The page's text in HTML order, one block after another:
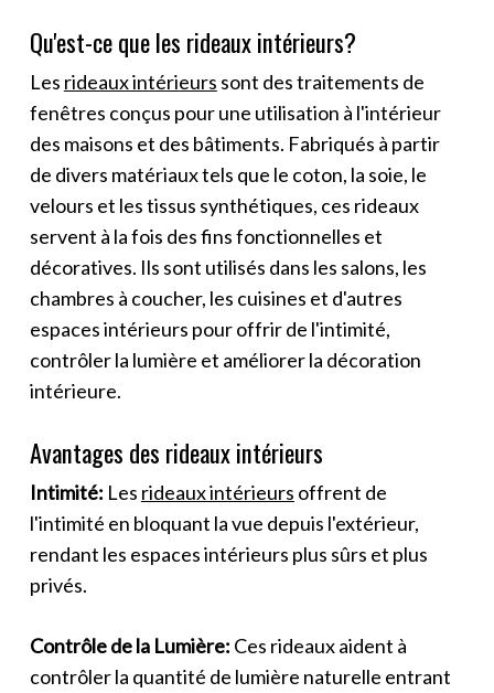
Qu'est-ce que les rideaux intérieurs?
Les rideaux intérieurs sont des traitements de
fenêtres conçus pour une utilisation à l'intérieur
des maisons et des bâtiments. Fabriqués à partir
de divers matériaux tels que le coton, la soie, le
velours et les tissus synthétiques, ces rideaux
servent à la fois des fins fonctionnelles et
décoratives. Ils sont utilisés dans les salons, les
chambres à coucher, les cuisines et d'autres
espaces intérieurs pour offrir de l'intimité,
contrôler la lumière et améliorer la décoration
intérieure.
Avantages des rideaux intérieurs
Intimité: Les rideaux intérieurs offrent de
l'intimité en bloquant la vue depuis l'extérieur,
rendant les espaces intérieurs plus sûrs et plus
privés.
Contrôle de la Lumière: Ces rideaux aident à
contrôler la quantité de lumière naturelle entrant